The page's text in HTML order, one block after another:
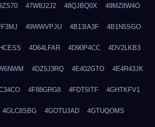
47W8J2J2 48QJBQ0X 49MZ8W4O
49WWVPJU 4B13IA3F 4B1N5SGO
4D64LFAR 4D90P4CC 4DV2LKB3
4DZ5J3RQ 4E402GTO 4E4R43JK
4F88GRG8 4FDT5ITF 4GHTKFV1
4GLC8SBG 4GOTUJAD 4GTUQOMS